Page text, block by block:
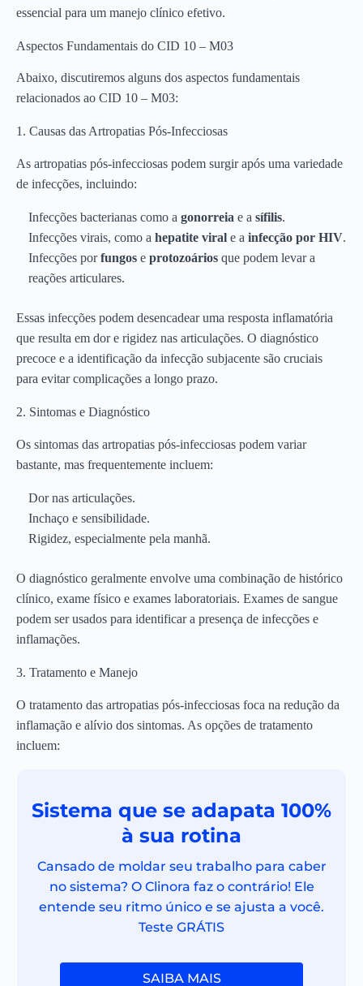
essencial para um manejo clínico efetivo.
Aspectos Fundamentais do CID 10 – M03
Abaixo, discutiremos alguns dos aspectos fundamentais
relacionados ao CID 10 – M03:
1. Causas das Artropatias Pós-Infecciosas
As artropatias pós-infecciosas podem surgir após uma variedade
de infecções, incluindo:
Infecções bacterianas como a gonorreia e a sífilis.
Infecções virais, como a hepatite viral e a infecção por HIV.
Infecções porfungos e protozoários que podem levar a
reações articulares.
Essas infecções podem desencadear uma resposta inflamatória
que resulta em dor e rigidez nas articulações. O diagnóstico
precoce e a identificação da infecção subjacente são cruciais
para evitar complicações a longo prazo.
2. Sintomas e Diagnóstico
Os sintomas das artropatias pós-infecciosas podem variar
bastante, mas frequentemente incluem:
Dor nas articulações.
Inchaço e sensibilidade.
Rigidez, especialmente pela manhã.
O diagnóstico geralmente envolve uma combinação de histórico
clínico, exame físico e exames laboratoriais. Exames de sangue
podem ser usados para identificar a presença de infecções e
inflamações.
3. Tratamento e Manejo
O tratamento das artropatias pós-infecciosas foca na redução da
inflamação e alívio dos sintomas. As opções de tratamento
incluem:
Sistema que se adapata 100%
à sua rotina
Cansado de moldar seu trabalho para caber
no sistema? O Clinora faz o contrário! Ele
entende seu ritmo único e se ajusta a você.
Teste GRÁTIS
SAIBA MAIS